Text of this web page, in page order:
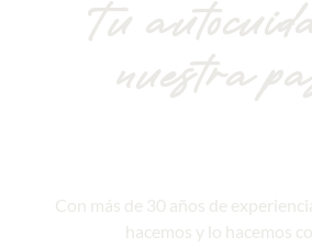
Tu
nuestra
Con más de 30 años de
hacemos y lo hacemos